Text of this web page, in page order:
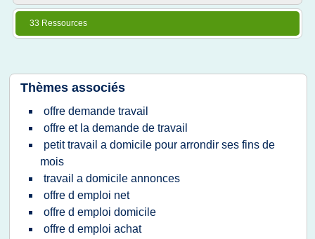
33 Ressources
Thèmes associés
offre demande travail
offre et la demande de travail
petit travail a domicile pour arrondir ses fins de
mois
travail a domicile annonces
offre d emploi net
offre d emploi domicile
offre d emploi achat